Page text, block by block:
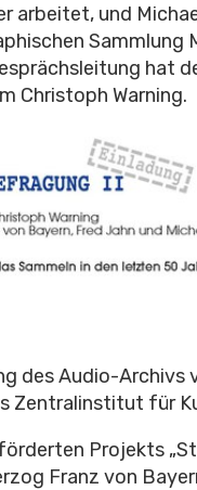
arbeitet, und
Sammlung
hat
Christoph Warning.
des Audio-Archivs
Zentralinstitut für
Projekts
Franz von